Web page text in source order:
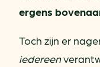
ergens
Toch zijn er
iedereen